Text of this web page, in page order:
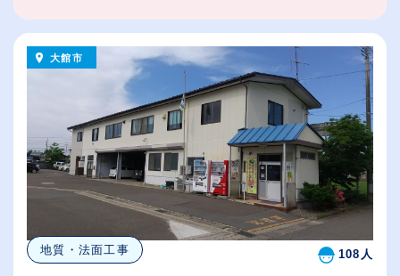
大館市
地質・法面工事 108人